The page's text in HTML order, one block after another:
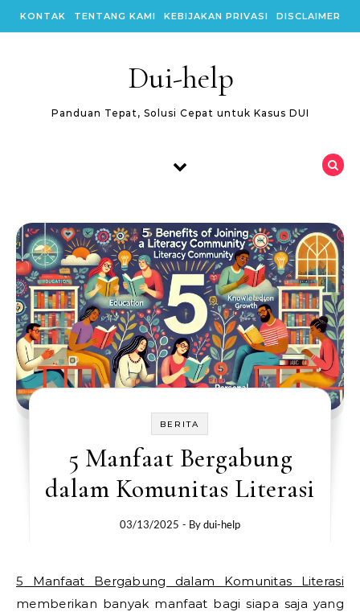
KONTAK TENTANG KAMI KEBIJAKAN PRIVASI DISCLAIMER
Dui-help
Panduan Tepat, Solusi Cepat untuk Kasus DUI
BERITA
5 Manfaat Bergabung
dalam Komunitas Literasi
03/13/2025 - Bydui-help
5 Manfaat Bergabung dalam Komunitas Literasi
memberikan banyak manfaat bagi siapa saja yang